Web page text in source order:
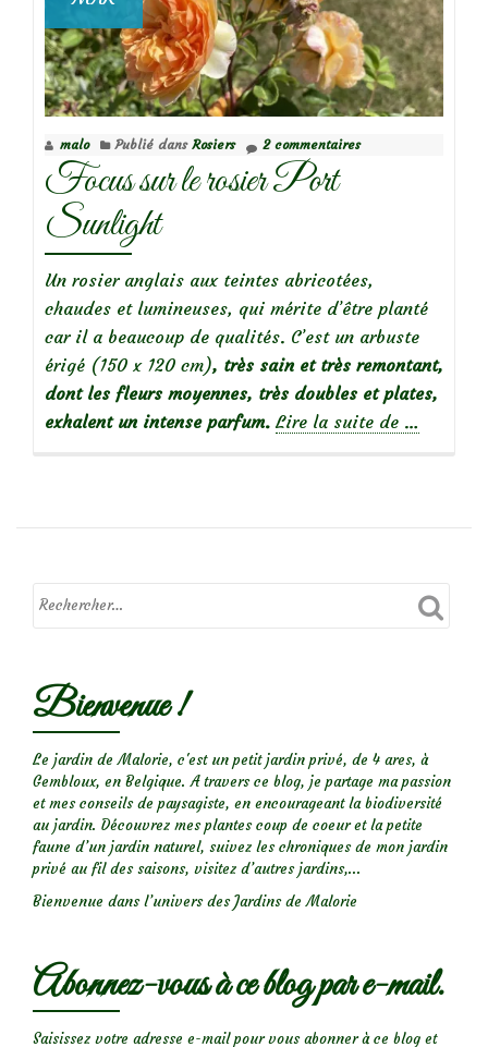
malo Publié dans Rosiers 2 commentaires
Focus sur le rosier Port
Sunlight
Un rosier anglais aux teintes abricotées,
chaudes et lumineuses, qui mérite d’être planté
car il a beaucoup de qualités. C’est un arbuste
érigé (150 x 120 cm), très sain et très remontant,
dont les fleurs moyennes, très doubles et plates,
exhalent un intense parfum. Lire la suite de
le
Port
Sunlight
…
Bienvenue !
Le jardin de Malorie, c'est un petit jardin privé, de 4 ares, à
Gembloux, en Belgique. A travers ce blog, je partage ma passion
et mes conseils de paysagiste, en encourageant la biodiversité
au jardin. Découvrez mes plantes coup de coeur et la petite
faune d’un jardin naturel, suivez les chroniques de mon jardin
privé au fil des saisons, visitez d’autres jardins,...
Bienvenue dans l’univers des Jardins de Malorie
Abonnez-vous à ce blog par e-mail.
Saisissez votre adresse e-mail pour vous abonner à ce blog et